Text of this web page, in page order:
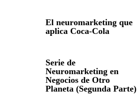
El neuromarketing que
aplica Coca-Cola
Serie de
Neuromarketing en
Negocios de Otro
Planeta (Segunda Parte)